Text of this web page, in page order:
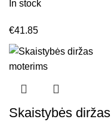
In stock
€41.85
Skaistybės diržas